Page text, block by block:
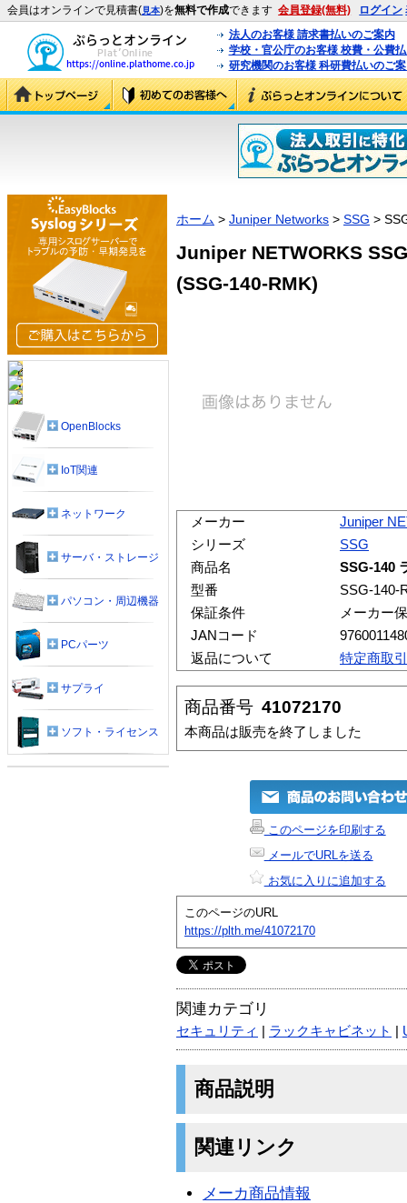
会員はオンラインで見積書(見本)を無料で作成できます 会員登録(無料) ログイン
法人のお客様 請求書払いのご案内
学校・官公庁のお客様 校費・公費
研究機関のお客様 科研費払いのご
ホーム > Juniper Networks > SSG >
Juniper NETWORKS
(SSG-140-RMK)
メーカー
Juniper
シリーズ
SSG
商品名
SSG-140
型番
SSG-140-
保証条件
メーカー
JANコード
返品について
特定商取
商品番号 41072170
本商品は販売を終了しました
このページを印刷する
メールでURLを送る
お気に入りに追加する
このページのURL
https://plth.me/41072170
関連カテゴリ
セキュリティ ラックキャビネット
商品説明
関連リンク
メーカ商品情報
OpenBlocks
IoT関連
ネットワーク
サーバ・ストレージ
パソコン・周辺機器
PCパーツ
サプライ
ソフト・ライセンス